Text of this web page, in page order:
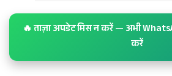
🔥 ताज़ा अपडेट मिस न करें — अभी
करें